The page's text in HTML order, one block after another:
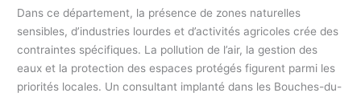
Dans ce département, la présence de zones naturelles
sensibles, d’industries lourdes et d’activités agricoles crée des
contraintes spécifiques. La pollution de l’air, la gestion des
eaux et la protection des espaces protégés figurent parmi les
priorités locales. Un consultant implanté dans les Bouches-du-